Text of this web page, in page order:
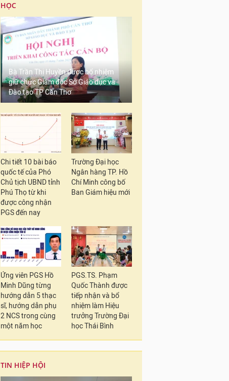
HỌC
Bà Trần Thị Huyền được bổ nhiệm
giữ chức Giám đốc Sở Giáo dục và
Đào tạo TP Cần Thơ
Chi tiết 10 bài báo
quốc tế của Phó
Chủ tịch UBND tỉnh
Phú Thọ từ khi
được công nhận
PGS đến nay
Trường Đại học
Ngân hàng TP. Hồ
Chí Minh công bố
Ban Giám hiệu mới
Ứng viên PGS Hồ
Minh Dũng từng
hướng dẫn 5 thạc
sĩ, hướng dẫn phụ
2 NCS trong cùng
một năm học
PGS.TS. Phạm
Quốc Thành được
tiếp nhận và bổ
nhiệm làm Hiệu
trưởng Trường Đại
học Thái Bình
TIN HIỆP HỘI